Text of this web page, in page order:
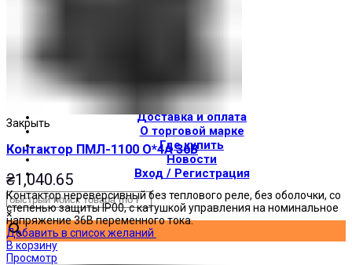
Солнечные панели
Контакты
О компании
Доставка и оплата
О торговой марке
Где купить
Новости
Вход / Регистрация
×
Закрыть
Контактор ПМЛ-1100 О*4А 36В
₴1,040.65
Контактор нереверсивный без теплового реле, без оболочки, со
степенью защиты IP00, с катушкой управления на номинальное
напряжение 36В переменного тока.
Добавить в список желаний
В корзину
Просмотр